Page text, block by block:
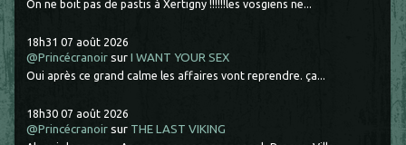
On ne boit pas de pastis à Xertigny !!!!!!les vosgiens ne...
18h31 07 août 2026
@Princécranoir surI WANT YOUR SEX
Oui après ce grand calme les affaires vont reprendre. ça...
18h30 07 août 2026
@Princécranoir sur THE LAST VIKING